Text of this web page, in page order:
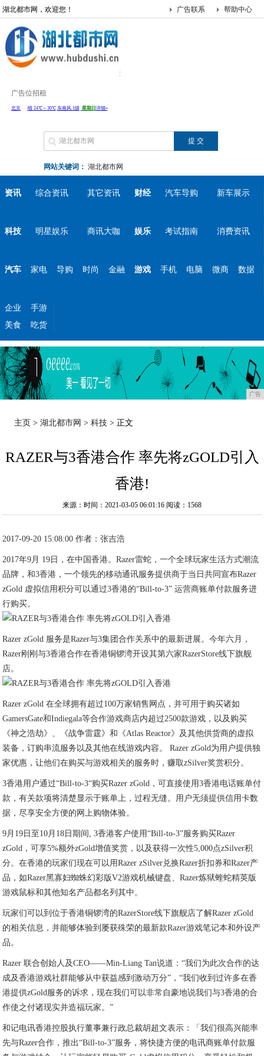
湖北都市网，欢迎您！ 帮助中心
广告联系
广告位招租
网站关键词： 湖北都市网
资讯 综合资讯 其它资讯 财经 汽车导购 新车展示
科技 明星娱乐 商讯大咖 娱乐 考试指南 消费资讯
汽车 家电 导购 时尚 金融 游戏 手机 电脑 微商 数据
企业
手游
美食
吃货
广告
主页 >湖北都市网 >科技 > 正文
RAZER与3香港合作 率先将zGOLD引入
香港!
来源：时间：2021-03-05 06:01:16 阅读：1568
2017-09-20 15:08:00 作者：张吉浩
2017年9月 19日，在中国香港。Razer雷蛇，一个全球玩家生活方式潮流
品牌，和3香港，一个领先的移动通讯服务提供商于当日共同宣布Razer
zGold 虚拟信用积分可以通过3香港的“Bill-to-3” 运营商账单付款服务进
行购买。
Razer zGold 服务是Razer与3集团合作关系中的最新进展。今年六月，
Razer刚刚与3香港合作在香港铜锣湾开设其第六家RazerStore线下旗舰
店。
Razer zGold 在全球拥有超过100万家销售网点，并可用于购买诸如
GamersGate和Indiegala等合作游戏商店内超过2500款游戏，以及购买
《神之浩劫》、《战争雷霆》和《Atlas Reactor》及其他供货商的虚拟
装备，订购串流服务以及其他在线游戏内容。 Razer zGold为用户提供独
家优惠，让他们在购买与游戏相关的服务时，赚取zSilver奖赏积分。
3香港用户通过“Bill-to-3“购买Razer zGold，可直接使用3香港电话账单付
款，有关款项将清楚显示于账单上，过程无缝。用户无须提供信用卡数
据，尽享安全方便的网上购物体验。
9月19日至10月18日期间, 3香港客户使用“Bill-to-3”服务购买Razer
zGold，可享5%额外zGold增值奖赏，以及获得一次性5,000点zSilver积
分。在香港的玩家们现在可以用Razer zSilver兑换Razer折扣券和Razer产
品，如Razer黑寡妇蜘蛛幻彩版V2游戏机械键盘、Razer炼狱蝰蛇精英版
游戏鼠标和其他知名产品都名列其中。
玩家们可以到位于香港铜锣湾的RazerStore线下旗舰店了解Razer zGold
的相关信息，并能够体验到屡获殊荣的最新款Razer游戏笔记本和外设产
品。
Razer 联合创始人及CEO——Min-Liang Tan说道：“我们为此次合作的达
成及香港游戏社群能够从中获益感到激动万分”，“我们收到过许多在香
港提供zGold服务的诉求，现在我们可以非常自豪地说我们与3香港的合
作使之付诸现实并造福玩家。”
和记电讯香港控股执行董事兼行政总裁胡超文表示：「我们很高兴能率
先与Razer合作，推出“Bill-to-3”服务，将快捷方便的电讯商账单付款服